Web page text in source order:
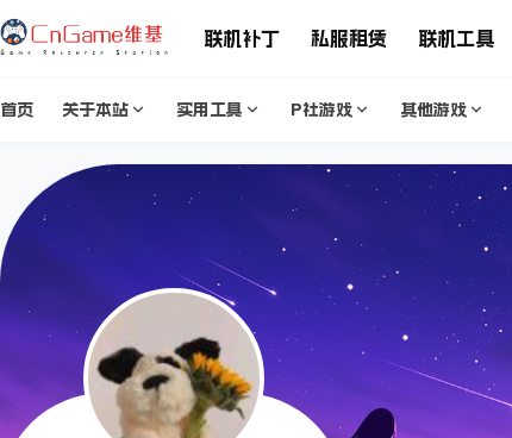
联机补丁 私服租赁 联机工具
首页 关于本站 实用工具 P社游戏 其他游戏